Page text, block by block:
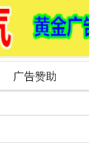
广告赞助